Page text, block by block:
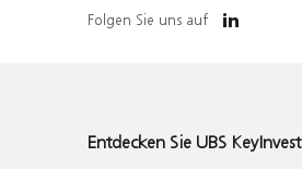
Folgen Sie uns auf
Entdecken Sie UBS KeyInvest